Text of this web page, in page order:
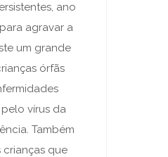
ano
agravar a
um grande
órfãs
vírus da
Também
crianças que